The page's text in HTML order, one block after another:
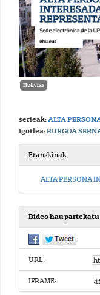
Noticias
serieak:ALTA
Igorlea:BURGOA
Eranskinak
ALTA PERSONA
Bideo hau partekatu
URL:
IFRAME: